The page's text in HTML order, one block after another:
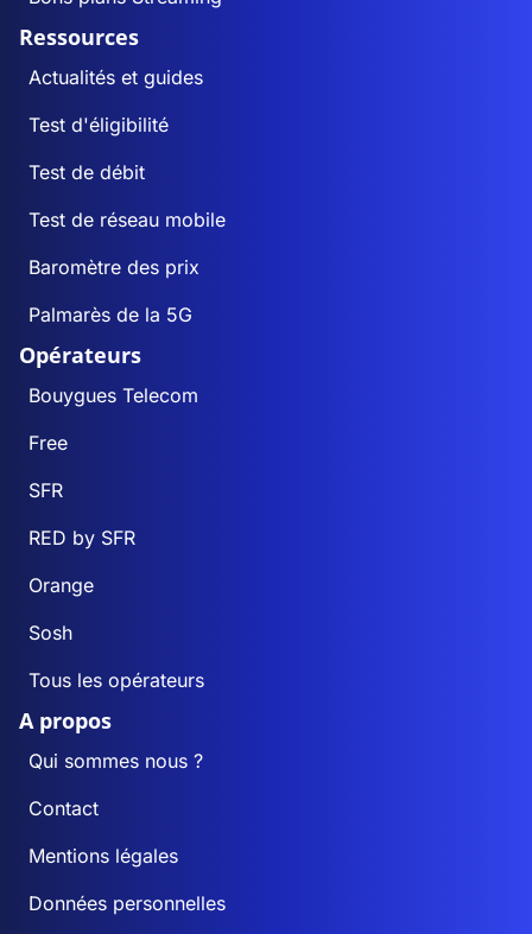
Ressources
Actualités et guides
Test d'éligibilité
Test de débit
Test de réseau mobile
Baromètre des prix
Palmarès de la 5G
Opérateurs
Bouygues Telecom
Free
SFR
RED by SFR
Orange
Sosh
Tous les opérateurs
A propos
Qui sommes nous ?
Contact
Mentions légales
Données personnelles